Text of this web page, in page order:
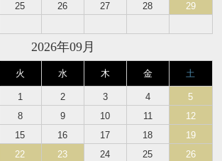
25 26 27 28
29
2026年09月
火 水 木 金 土
1 2 3 4
5
8 9 10 11
12
15 16 17 18
19
22 23 24 25
26